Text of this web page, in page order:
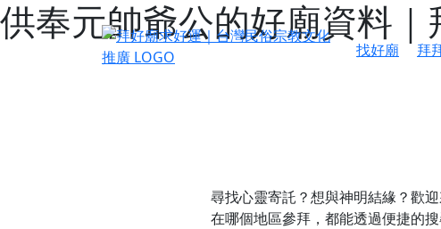
供奉元帥爺公的好廟資料
找好廟
拜
尋找心靈寄託？想與神明結緣？歡
在哪個地區參拜，都能透過便捷的